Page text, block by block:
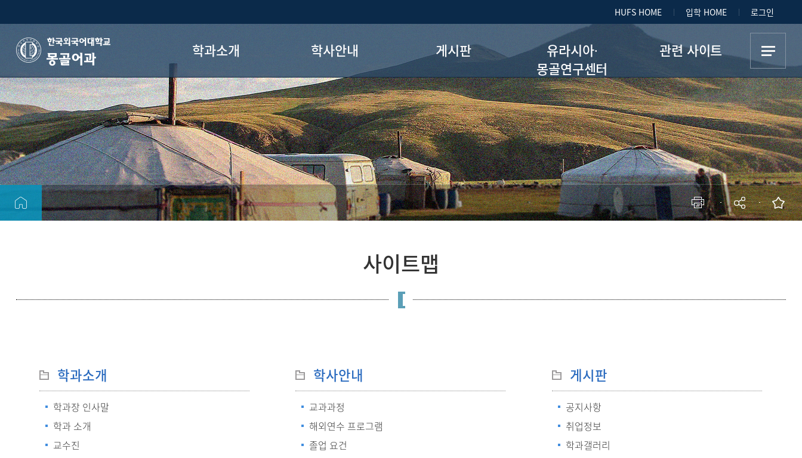
HUFS HOME 입학 HOME 로그인
몽골어과 학과소개
학과장 인사말
학과 소개
교수진
졸업 후 진로
오시는 길
학사안내
교과과정
해외연수 프로그램
졸업 요건
학사 일정
전공로드맵
게시판
공지사항
취업정보
학과갤러리
학과학술제
학과자료실
유라시아∙
몽골연구센터
센터소개
발간저널
관련 사이트
관련 사이트
메뉴추가
사이트맵
학과소개
학과장 인사말
학과 소개
교수진
학사안내
교과과정
해외연수 프로그램
졸업 요건
게시판
공지사항
취업정보
학과갤러리